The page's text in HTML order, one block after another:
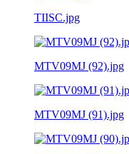
TIISC.jpg
MTV09MJ (92).jpg
MTV09MJ (91).jpg